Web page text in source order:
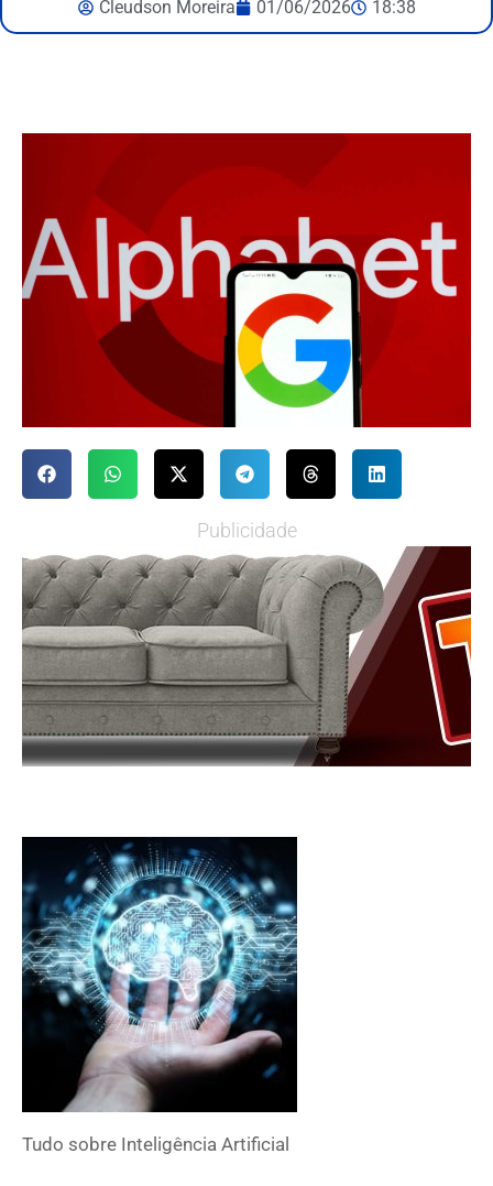
Cleudson Moreira 01/06/2026 18:38
Publicidade
Tudo sobre Inteligência Artificial